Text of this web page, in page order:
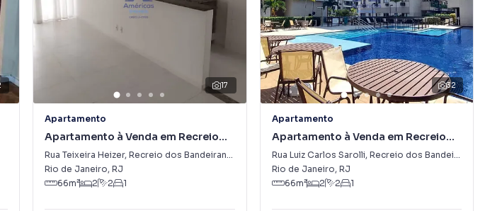
17
Apartamento
Apartamento à Venda em Recreio
dos Bandeirantes
Rua Teixeira Heizer, Recreio dos Bandeirantes
Rio de Janeiro, RJ
66m² 2 2 1
32
Apartamento
Apartamento à Venda em Recreio
dos Bandeirantes
Rua Luiz Carlos Sarolli, Recreio dos Bandeirantes
Rio de Janeiro, RJ
66m² 2 2 1